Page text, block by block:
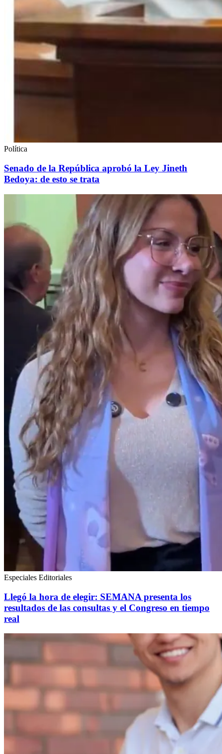
Política
Senado de la República aprobó la Ley Jineth
Bedoya: de esto se trata
Especiales Editoriales
Llegó la hora de elegir: SEMANA presenta los
resultados de las consultas y el Congreso en tiempo
real